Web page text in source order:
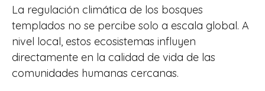
La regulación climática de los bosques
templados no se percibe solo a escala global. A
nivel local, estos ecosistemas influyen
directamente en la calidad de vida de las
comunidades humanas cercanas.